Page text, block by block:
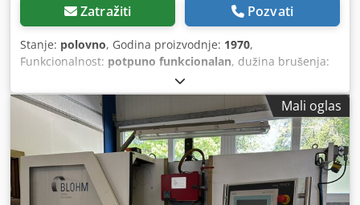
Zatražiti Pozvati
Stanje: polovno, Godina proizvodnje: 1970,
Funkcionalnost: potpuno funkcionalan, dužina brušenja:
400 mm
mm, širina stola:350 mm, !!!PRODAJA NA LOKACIJI D-74219
MÖCKMÜHL Chsdpfx Anezamf Esvja Ravna brusilica
BLOHM HFS 12 Godina proizvodnje: 1970 Dužina brušenja:
1800 mm Širina brušenja: 400 mm Dimenzije magnetnog
stegača: 1.350x350 mm Oprema: KSS rashladni uređaj
Razni brusni točkovi Mašina je u funkciji i može se bilo
kada pogledati pod naponom.
Mali oglas